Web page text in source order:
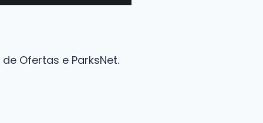
Ofertas e ParksNet.